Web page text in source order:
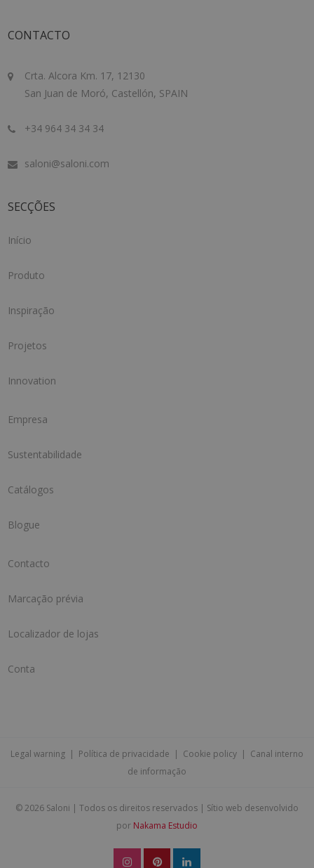
CONTACTO
Crta. Alcora Km. 17, 12130
San Juan de Moró, Castellón, SPAIN
+34 964 34 34 34
saloni@saloni.com
SECÇÕES
Início
Produto
Inspiração
Projetos
Innovation
Empresa
Sustentabilidade
Catálogos
Blogue
Contacto
Marcação prévia
Localizador de lojas
Conta
Legal warning | Política de privacidade | Cookie policy | Canal interno
de informação
©2026 Saloni | Todos os direitos reservados | Sítio web desenvolvido
por Nakama Estudio